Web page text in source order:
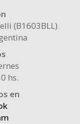
(B1603BLL)
hs.
en